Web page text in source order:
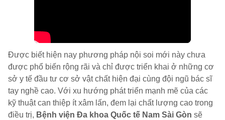
Được biết hiện nay phương pháp nội soi mới này chưa
được phổ biến rộng rãi và chỉ được triển khai ở những cơ
sở y tế đầu tư cơ sở vật chất hiện đại cùng đội ngũ bác sĩ
tay nghề cao. Với xu hướng phát triển mạnh mẽ của các
kỹ thuật can thiệp ít xâm lấn, đem lại chất lượng cao trong
điều trị, Bệnh viện Đa khoa Quốc tế Nam Sài Gòn sẽ